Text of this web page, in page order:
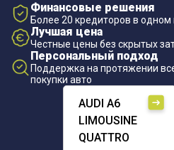
AUDI A6
LIMOUSINE
QUATTRO
Финансовые решения
Более 20 кредиторов в одном
Лучшая цена
Честные цены без скрытых
Персональный подход
Поддержка на протяжении
покупки авто